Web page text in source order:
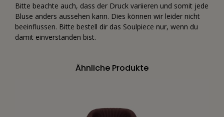
Bitte beachte auch, dass der Druck variieren und somit jede
Bluse anders aussehen kann. Dies können wir leider nicht
beeinflussen. Bitte bestell dir das Soulpiece nur, wenn du
damit einverstanden bist.
Ähnliche Produkte